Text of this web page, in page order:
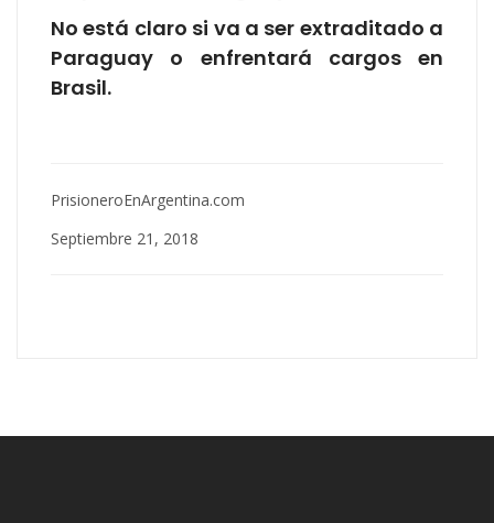
No está claro si va a ser extraditado a
Paraguay o enfrentará cargos en
Brasil.
PrisioneroEnArgentina.com
Septiembre 21, 2018